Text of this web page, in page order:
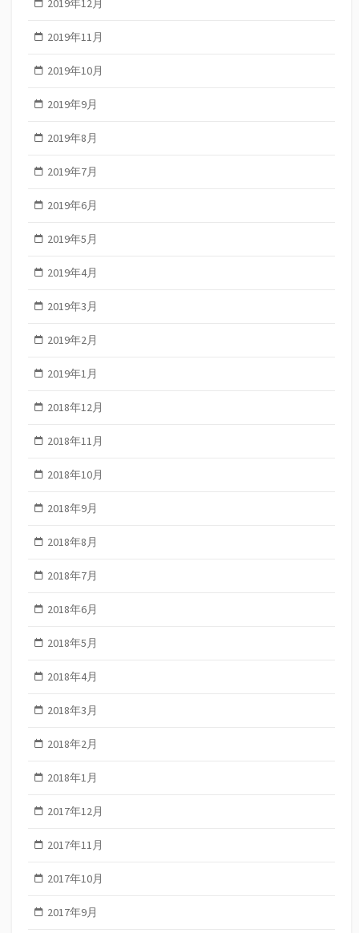
2019年12月
2019年11月
2019年10月
2019年9月
2019年8月
2019年7月
2019年6月
2019年5月
2019年4月
2019年3月
2019年2月
2019年1月
2018年12月
2018年11月
2018年10月
2018年9月
2018年8月
2018年7月
2018年6月
2018年5月
2018年4月
2018年3月
2018年2月
2018年1月
2017年12月
2017年11月
2017年10月
2017年9月